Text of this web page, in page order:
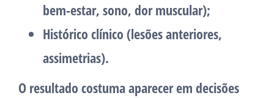
bem-estar, sono, dor muscular);
Histórico clínico (lesões anteriores,
assimetrias).
O resultado costuma aparecer em decisões